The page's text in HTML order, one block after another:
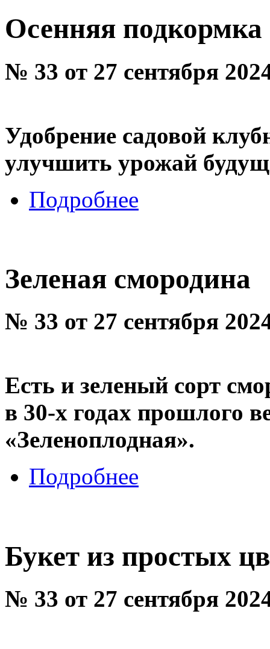
Осенняя
№ 33 от 27 сентября
Удобрение садовой
улучшить урожай
Подробнее
Зеленая смородина
№ 33 от 27 сентября
Есть и зеленый сорт
в 30-х годах прошлого
«Зеленоплодная».
Подробнее
Букет из простых
№ 33 от 27 сентября